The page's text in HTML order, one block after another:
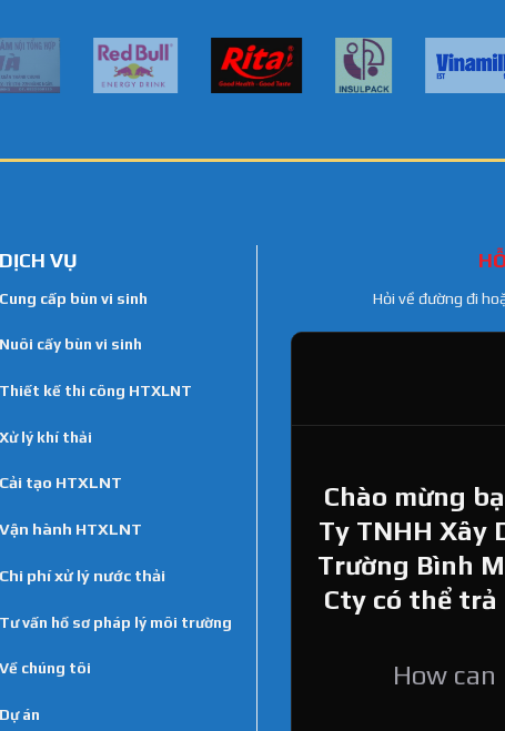
DỊCH VỤ
Cung cấp bùn vi sinh
Nuôi cấy bùn vi sinh
Thiết kế thi công HTXLNT
Xử lý khí thải
Cải tạo HTXLNT
Vận hành HTXLNT
Chi phí xử lý nước thải
Tư vấn hồ sơ pháp lý môi trường
Về chúng tôi
Dự án
Hỏi về đường đi
Chào mừng
Ty TNHH Xây
Trường Bình
Cty có thể trả
How can